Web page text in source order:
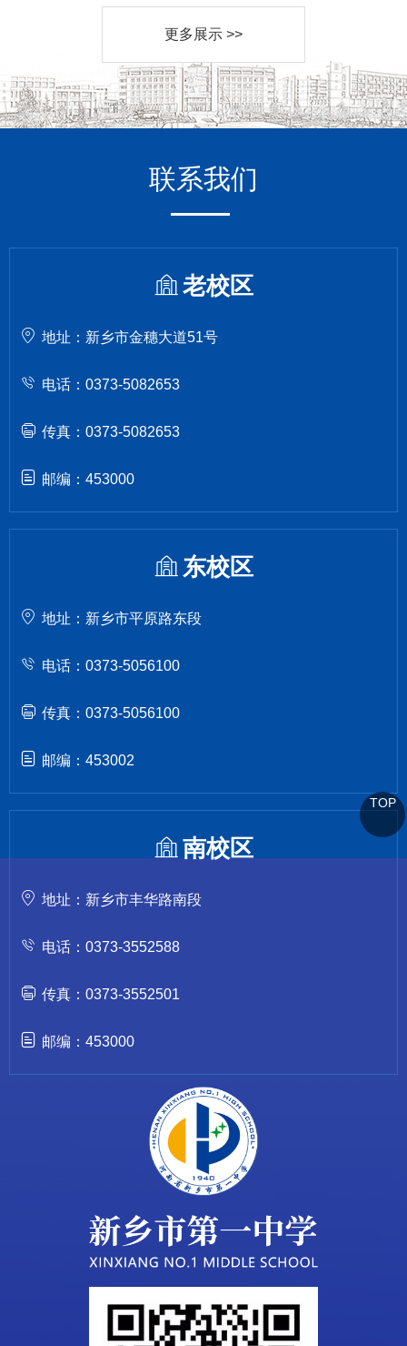
更多展示 >>
联系我们
老校区
地址：新乡市金穗大道51号
电话：0373-5082653
传真：0373-5082653
邮编：453000
东校区
地址：新乡市平原路东段
电话：0373-5056100
传真：0373-5056100
邮编：453002
南校区
地址：新乡市丰华路南段
电话：0373-3552588
传真：0373-3552501
邮编：453000
TOP